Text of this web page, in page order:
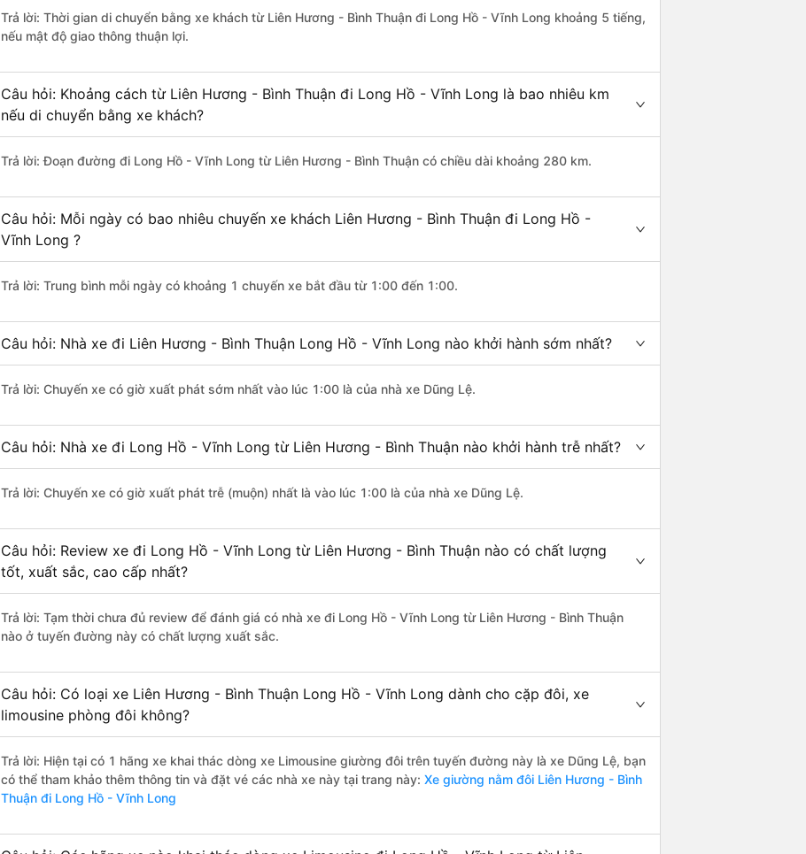
Trả lời: Thời gian di chuyển bằng xe khách từ Liên Hương - Bình Thuận đi Long Hồ - Vĩnh Long khoảng 5 tiếng,
nếu mật độ giao thông thuận lợi.
Câu hỏi: Khoảng cách từ Liên Hương - Bình Thuận đi Long Hồ - Vĩnh Long là bao nhiêu km
nếu di chuyển bằng xe khách?
Trả lời: Đoạn đường đi Long Hồ - Vĩnh Long từ Liên Hương - Bình Thuận có chiều dài khoảng 280 km.
Câu hỏi: Mỗi ngày có bao nhiêu chuyến xe khách Liên Hương - Bình Thuận đi Long Hồ -
Vĩnh Long ?
Trả lời: Trung bình mỗi ngày có khoảng 1 chuyến xe bắt đầu từ 1:00 đến 1:00.
Câu hỏi: Nhà xe đi Liên Hương - Bình Thuận Long Hồ - Vĩnh Long nào khởi hành sớm nhất?
Trả lời: Chuyến xe có giờ xuất phát sớm nhất vào lúc 1:00 là của nhà xe Dũng Lệ.
Câu hỏi: Nhà xe đi Long Hồ - Vĩnh Long từ Liên Hương - Bình Thuận nào khởi hành trễ nhất?
Trả lời: Chuyến xe có giờ xuất phát trễ (muộn) nhất là vào lúc 1:00 là của nhà xe Dũng Lệ.
Câu hỏi: Review xe đi Long Hồ - Vĩnh Long từ Liên Hương - Bình Thuận nào có chất lượng
tốt, xuất sắc, cao cấp nhất?
Trả lời: Tạm thời chưa đủ review để đánh giá có nhà xe đi Long Hồ - Vĩnh Long từ Liên Hương - Bình Thuận
nào ở tuyến đường này có chất lượng xuất sắc.
Câu hỏi: Có loại xe Liên Hương - Bình Thuận Long Hồ - Vĩnh Long dành cho cặp đôi, xe
limousine phòng đôi không?
Trả lời: Hiện tại có 1 hãng xe khai thác dòng xe Limousine giường đôi trên tuyến đường này là xe Dũng Lệ, bạn
có thể tham khảo thêm thông tin và đặt vé các nhà xe này tại trang này: Xe giường nằm đôi Liên Hương - Bình
Thuận đi Long Hồ - Vĩnh Long